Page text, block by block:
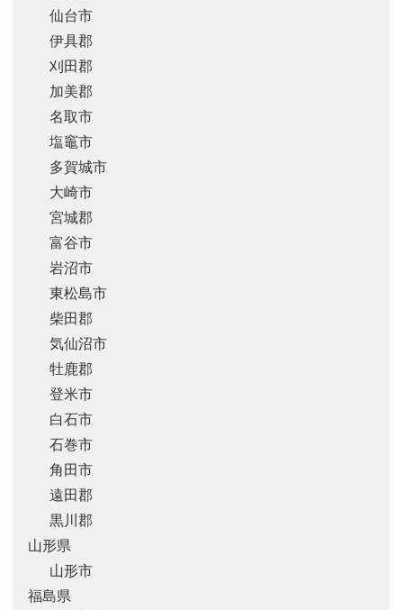
仙台市
伊具郡
刈田郡
加美郡
名取市
塩竈市
多賀城市
大崎市
宮城郡
富谷市
岩沼市
東松島市
柴田郡
気仙沼市
牡鹿郡
登米市
白石市
石巻市
角田市
遠田郡
黒川郡
山形県
山形市
福島県